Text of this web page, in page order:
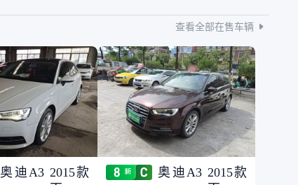
查看全部在售车辆
奥迪A3 2015款
奥迪A3 2015款